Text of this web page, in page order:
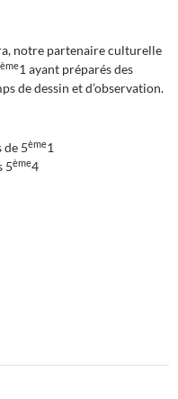
notre partenaire culturelle
ème1 ayant préparés des
de dessin et d’observation.
de 5ème1
5ème4